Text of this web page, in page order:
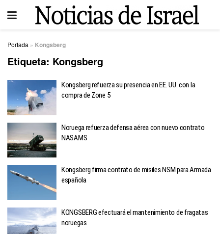
Portada » Kongsberg
Etiqueta: Kongsberg
Kongsberg refuerza su presencia en EE. UU. con la
compra de Zone 5
Noruega refuerza defensa aérea con nuevo contrato
NASAMS
Kongsberg firma contrato de misiles NSM para Armada
española
KONGSBERG efectuará el mantenimiento de fragatas
noruegas